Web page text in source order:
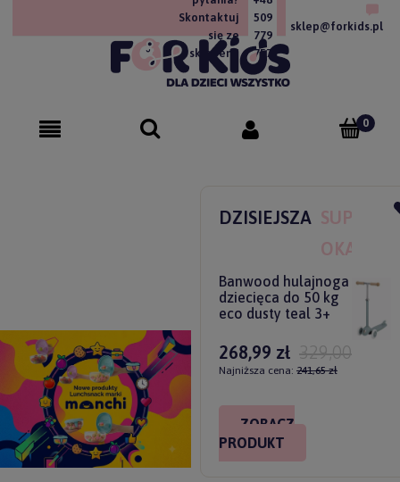
Skontaktuj
się ze
sklepem!
509
779
757
sklep@forkids.pl
DZISIEJSZA SUPER
OKAZJA
Banwood hulajnoga
dziecięca do 50 kg
eco dusty teal 3+
268,99 zł 329,00 zł
Najniższa cena: 241,65 zł
ZOBACZ
PRODUKT